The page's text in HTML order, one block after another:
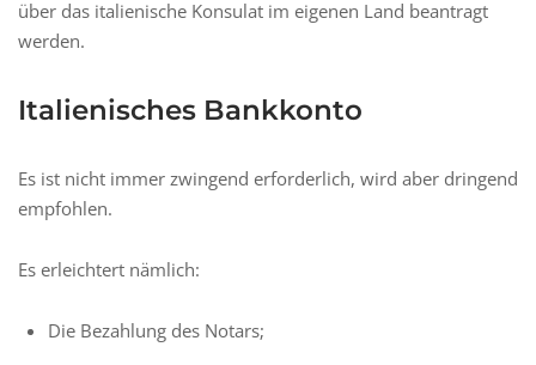
über das italienische Konsulat im eigenen Land beantragt
werden.
Italienisches Bankkonto
Es ist nicht immer zwingend erforderlich, wird aber dringend
empfohlen.
Es erleichtert nämlich:
Die Bezahlung des Notars;